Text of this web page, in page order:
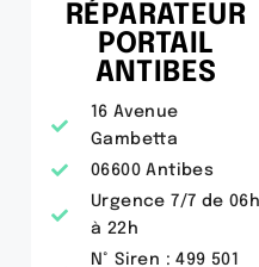
RÉPARATEUR
PORTAIL
ANTIBES
16 Avenue
Gambetta
06600 Antibes
Urgence 7/7 de 06h
à 22h
N° Siren : 499 501